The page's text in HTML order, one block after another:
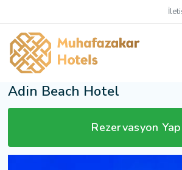
Adin Beach Hotel
Rezervasyon Yap